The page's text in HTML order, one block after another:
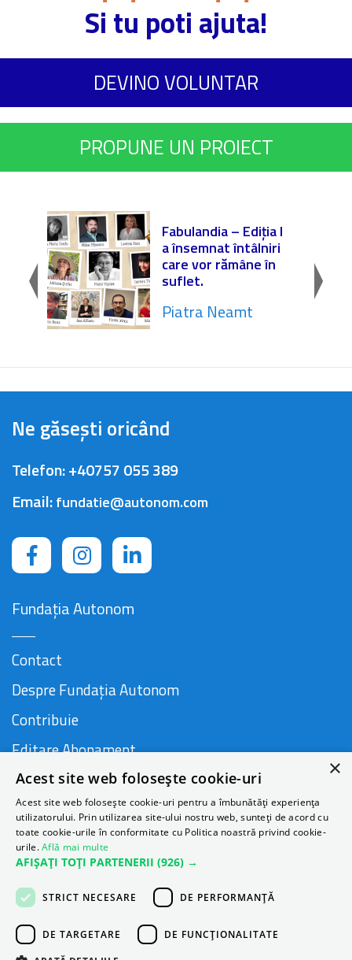
Si tu poti ajuta!
DEVINO VOLUNTAR
PROPUNE UN PROIECT
Fabulandia – Ediția I
a însemnat întâlniri
care vor rămâne în
suflet.
Piatra Neamt
Ne găsești oricând
Telefon:+40757 055 389
Email:fundatie@autonom.com
Fundația Autonom
Contact
Despre Fundația Autonom
Contribuie
Editare Abonament
Cauză susținută de
×
Acest site web folosește cookie-uri
Acest site web folosește cookie-uri pentru a îmbunătăți experiența
utilizatorului. Prin utilizarea site-ului nostru web, sunteți de acord cu
toate cookie-urile în conformitate cu Politica noastră privind cookie-
urile.Află mai multe
AFIȘAȚI TOȚI PARTENERII (926) →
STRICT NECESARE DE PERFORMANȚĂ
DE TARGETARE DE FUNCŢIONALITATE